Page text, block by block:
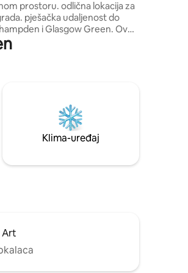
krevet
prostoru. odlična lokacija za
pješačka udaljenost do
i Glasgow Green. Ovo
zatvorenom, udaljen deset
se razlikuju ovisno o
i danu preuzimanja Nema
iz Glasgowa ili
ako su gosti članovi iste
Klima-uređaj
Art